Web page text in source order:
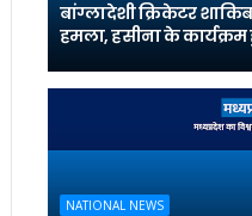
बांग्लादेशी क्रिकेटर
हमला, हसीना के
NATIONAL NEWS